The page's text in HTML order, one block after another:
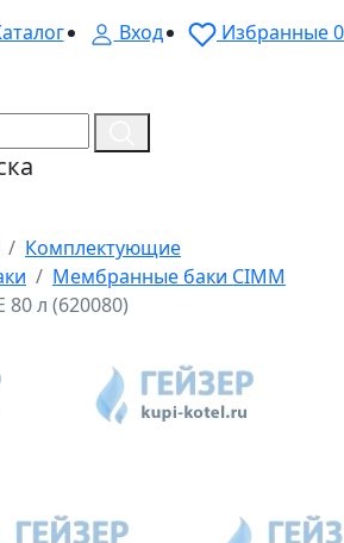
Вход Избранные0
Комплектующие
Мембранные баки CIMM
80 л (620080)